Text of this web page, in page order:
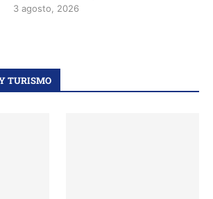
3 agosto, 2026
TURISMO